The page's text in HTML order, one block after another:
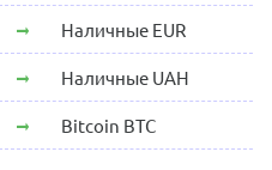
Наличные EUR
Наличные UAH
Bitcoin BTC